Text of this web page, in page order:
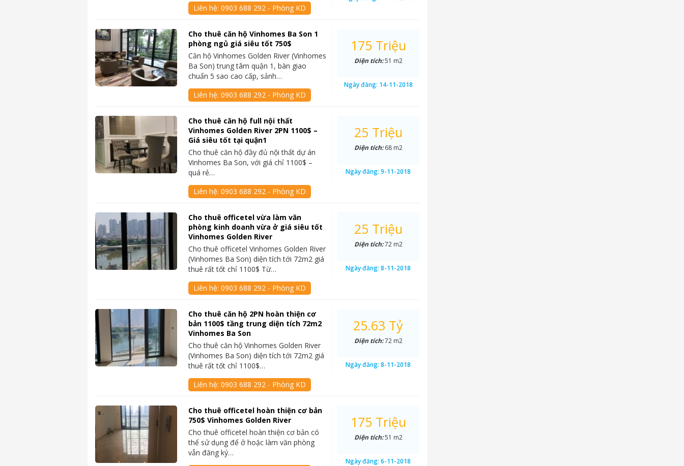
Liên hệ:0903 688 292 - Phòng KD
Cho thuê căn hộ Vinhomes Ba Son 1
phòng ngủ giá siêu tốt 750$
Căn hộ Vinhomes Golden River (Vinhomes
Ba Son) trung tâm quận 1, bàn giao
chuẩn 5 sao cao cấp, sảnh…
Liên hệ:0903 688 292 - Phòng KD
175 Triệu
Diện tích:51 m2
Ngày đăng: 14-11-2018
Cho thuê căn hộ full nội thất
Vinhomes Golden River 2PN 1100$ –
Giá siêu tốt tại quận1
Cho thuê căn hộ đầy đủ nội thất dự án
Vinhomes Ba Son, với giá chỉ 1100$ –
quá rẻ…
Liên hệ:0903 688 292 - Phòng KD
25 Triệu
Diện tích:68 m2
Ngày đăng:9-11-2018
Cho thuê officetel vừa làm văn
phòng kinh doanh vừa ở giá siêu tốt
Vinhomes Golden River
Cho thuê officetel Vinhomes Golden River
(Vinhomes Ba Son) diện tích tới 72m2 giá
thuê rất tốt chỉ 1100$ Từ…
Liên hệ:0903 688 292 - Phòng KD
25 Triệu
Diện tích:72 m2
Ngày đăng:8-11-2018
Cho thuê căn hộ 2PN hoàn thiện cơ
bản 1100$ tầng trung diện tích 72m2
Vinhomes Ba Son
Cho thuê căn hộ Vinhomes Golden River
(Vinhomes Ba Son) diện tích tới 72m2 giá
thuê rất tốt chỉ 1100$…
Liên hệ:0903 688 292 - Phòng KD
25.63 Tỷ
Diện tích:72 m2
Ngày đăng:8-11-2018
Cho thuê officetel hoàn thiện cơ bản
750$ Vinhomes Golden River
Cho thuê officetel hoàn thiện cơ bản có
thể sử dụng để ở hoặc làm văn phòng
vẫn đăng ký…
175 Triệu
Diện tích:51 m2
Ngày đăng:6-11-2018